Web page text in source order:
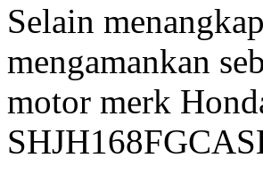
Selain
mengamankan
motor merk